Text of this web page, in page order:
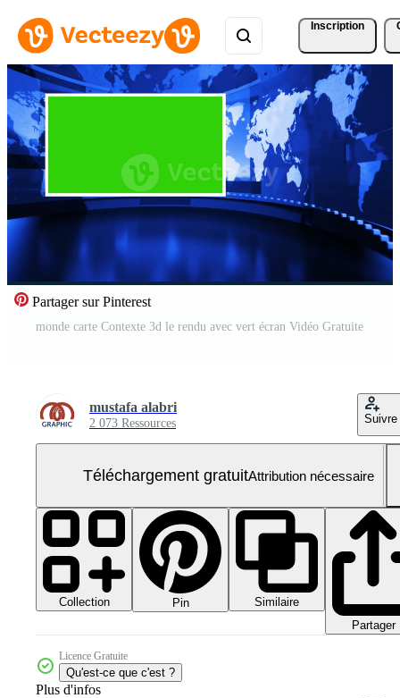
Inscription
Partager sur Pinterest
monde carte Contexte 3d le rendu avec vert écran Vidéo Gratuite
mustafa alabri
2 073 Ressources Suivre
Téléchargement gratuitAttribution nécessaire
Collection Pin
Similaire
Partager
Licence Gratuite
Qu'est-ce que c'est ?
Plus d'infos